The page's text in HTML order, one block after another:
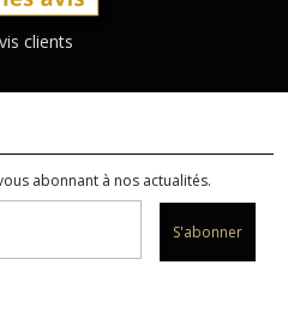
clients
abonnant à nos actualités.
S'abonner